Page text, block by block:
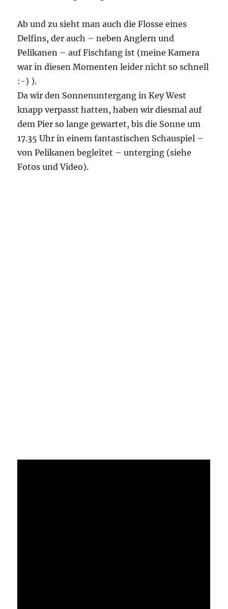
Ab und zu sieht man auch die Flosse eines
Delfins, der auch – neben Anglern und
Pelikanen – auf Fischfang ist (meine Kamera
war in diesen Momenten leider nicht so schnell
:-) ).
Da wir den Sonnenuntergang in Key West
knapp verpasst hatten, haben wir diesmal auf
dem Pier so lange gewartet, bis die Sonne um
17.35 Uhr in einem fantastischen Schauspiel –
von Pelikanen begleitet – unterging (siehe
Fotos und Video).